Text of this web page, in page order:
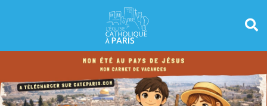
Panneau de gestion des cookies